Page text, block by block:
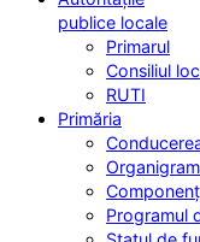
publice locale
Primarul
Consiliul
RUTI
Primăria
Programul